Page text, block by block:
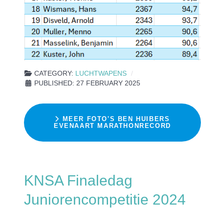
CATEGORY:
LUCHTWAPENS
PUBLISHED: 27 FEBRUARY 2025
MEER FOTO'S BEN HUIBERS
EVENAART MARATHONRECORD
KNSA Finaledag
Juniorencompetitie 2024